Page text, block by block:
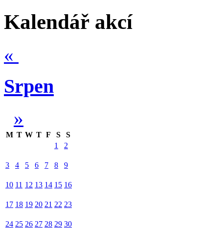
Kalendář akcí
«
Srpen
»
M T W T F S
S
1
2
3 4 5 6 7 8 9
10 11 12 13 14 15 16
17 18 19 20 21 22 23
24 25 26 27 28 29 30